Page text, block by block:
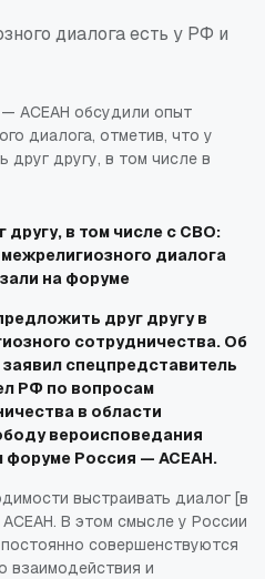
АСЕАН обсудили опыт
диалога, отметив, что у
друг другу, в том числе в
другу, в том числе с СВО:
диалога
на форуме
друг другу в
сотрудничества. Об
заявил спецпредставитель
РФ по вопросам
в области
вероисповедания
форуме Россия — АСЕАН.
выстраивать диалог [в
В этом смысле у России
совершенствуются
взаимодействия и